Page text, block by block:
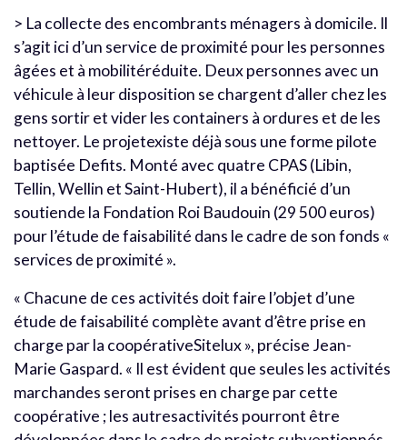
> La collecte des encombrants ménagers à domicile. Il
s’agit ici d’un service de proximité pour les personnes
âgées et à mobilitéréduite. Deux personnes avec un
véhicule à leur disposition se chargent d’aller chez les
gens sortir et vider les containers à ordures et de les
nettoyer. Le projetexiste déjà sous une forme pilote
baptisée Defits. Monté avec quatre CPAS (Libin,
Tellin, Wellin et Saint-Hubert), il a bénéficié d’un
soutiende la Fondation Roi Baudouin (29 500 euros)
pour l’étude de faisabilité dans le cadre de son fonds «
services de proximité ».
« Chacune de ces activités doit faire l’objet d’une
étude de faisabilité complète avant d’être prise en
charge par la coopérativeSitelux », précise Jean-
Marie Gaspard. « Il est évident que seules les activités
marchandes seront prises en charge par cette
coopérative ; les autresactivités pourront être